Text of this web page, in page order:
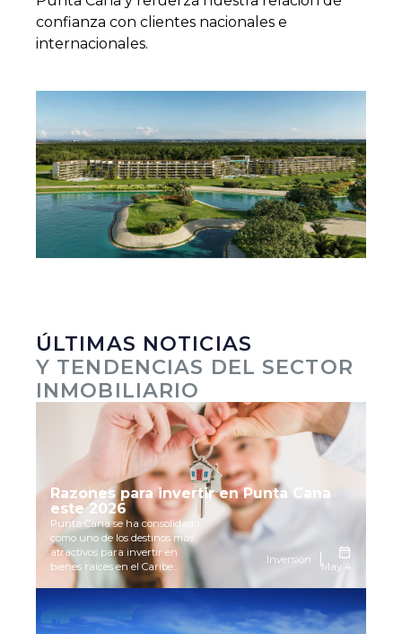
confianza con clientes nacionales e
internacionales.
ÚLTIMAS NOTICIAS
Y TENDENCIAS DEL SECTOR
INMOBILIARIO
Razones para invertir en Punta Cana
este 2026
Punta Cana se ha consolidado
como uno de los destinos más
atractivos para invertir en
bienes raíces en el Caribe..
Inversión
May 4